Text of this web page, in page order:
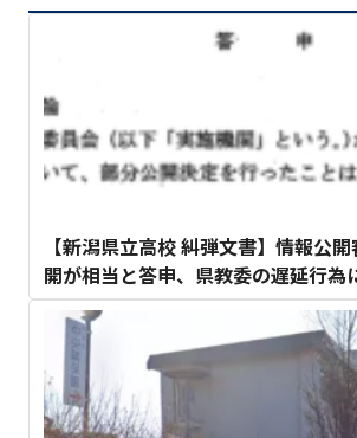
【新潟県立高校 糾弾文書】情報公
開が相当と答申、県教委の遅延行為